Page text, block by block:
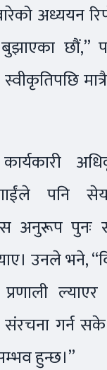
अध्ययन
बुझाएका छौं,”
पनि
अनुरूप पुनः
उनले भने,
संरचना गर्न
हुन्छ।”